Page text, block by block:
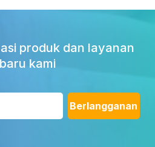
produk dan layanan
kami